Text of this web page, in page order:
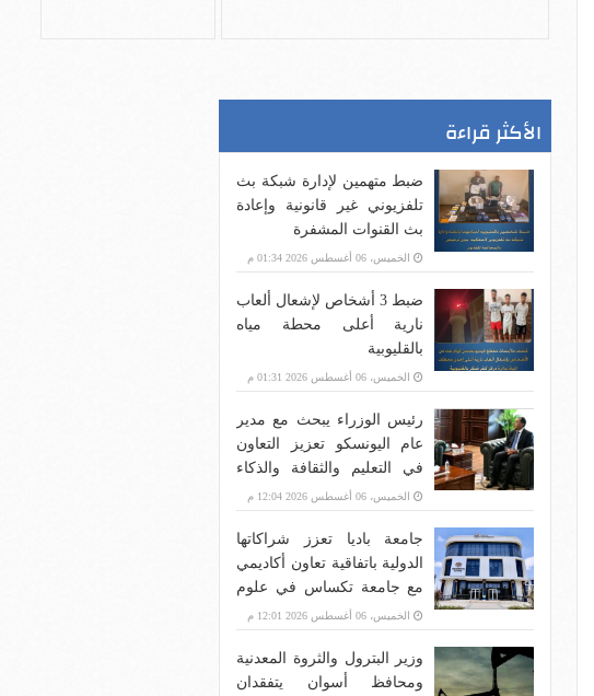
الأكثر قراءة
ضبط متهمين لإدارة شبكة بث
تلفزيوني غير قانونية وإعادة
بث القنوات المشفرة
الخميس، 06 أغسطس 2026 01:34 م
ضبط 3 أشخاص لإشعال ألعاب
نارية أعلى محطة مياه
بالقليوبية
الخميس، 06 أغسطس 2026 01:31 م
رئيس الوزراء يبحث مع مدير
عام اليونسكو تعزيز التعاون
في التعليم والثقافة والذكاء
الاصطناعي
الخميس، 06 أغسطس 2026 12:04 م
جامعة باديا تعزز شراكاتها
الدولية باتفاقية تعاون أكاديمي
مع جامعة تكساس في علوم
الحاسب وإدارة الأعمال
الخميس، 06 أغسطس 2026 12:01 م
وزير البترول والثروة المعدنية
ومحافظ أسوان يتفقدان